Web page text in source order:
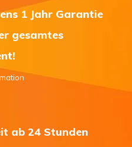
1 Jahr Garantie
gesamtes
ab 24 Stunden